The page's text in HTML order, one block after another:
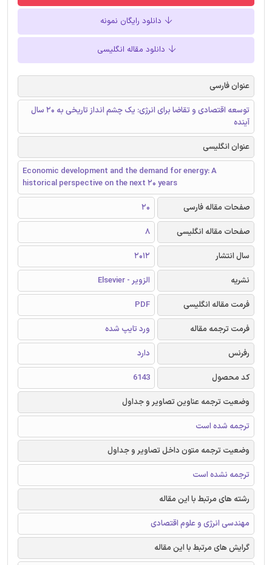
دانلود رایگان نمونه
دانلود مقاله انگلیسی
عنوان فارسی
توسعه اقتصادی و تقاضا برای انرژی: یک چشم انداز تاریخی به 20 سال
آینده
عنوان انگلیسی
Economic development and the demand for energy: A
historical perspective on the next 20 years
صفحات مقاله فارسی
20
صفحات مقاله انگلیسی
8
سال انتشار
2012
نشریه
الزویر - Elsevier
فرمت مقاله انگلیسی
PDF
فرمت ترجمه مقاله
ورد تایپ شده
رفرنس
دارد
کد محصول
6143
وضعیت ترجمه عناوین تصاویر و جداول
ترجمه شده است
وضعیت ترجمه متون داخل تصاویر و جداول
ترجمه نشده است
رشته های مرتبط با این مقاله
مهندسی انرژی و علوم اقتصادی
گرایش های مرتبط با این مقاله